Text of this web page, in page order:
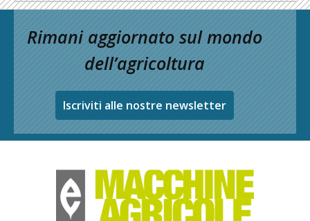
Rimani aggiornato sul mondo
dell’agricoltura
Iscriviti alle nostre newsletter